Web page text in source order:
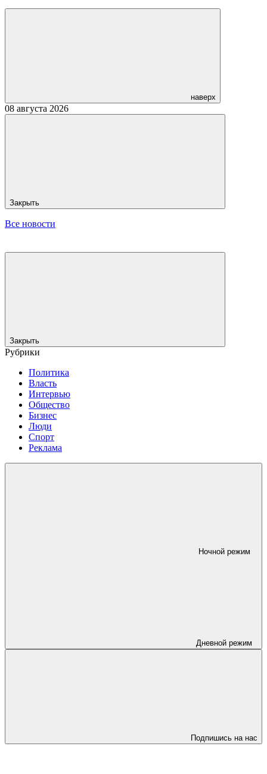
наверх
08 августа 2026
Закрыть
Все новости
Закрыть
Рубрики
Политика
Власть
Интервью
Общество
Бизнес
Люди
Спорт
Реклама
Ночной режим
Дневной режим
Подпишись на нас